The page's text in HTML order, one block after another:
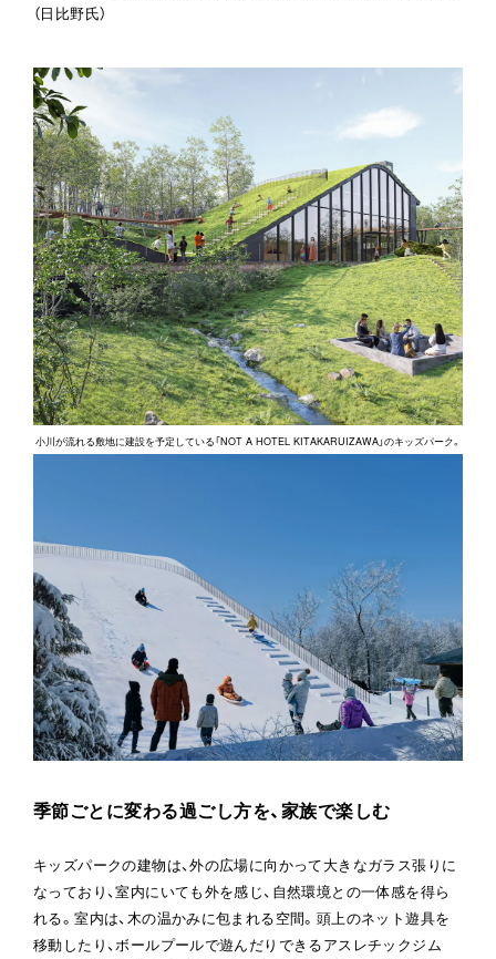
（日比野氏）
小川が流れる敷地に建設を予定している「NOT A HOTEL KITAKARUIZAWA」のキッズパーク。
季節ごとに変わる過ごし方を、家族で楽しむ
キッズパークの建物は、外の広場に向かって大きなガラス張りに
なっており、室内にいても外を感じ、自然環境との一体感を得ら
れる。室内は、木の温かみに包まれる空間。頭上のネット遊具を
移動したり、ボールプールで遊んだりできるアスレチックジム